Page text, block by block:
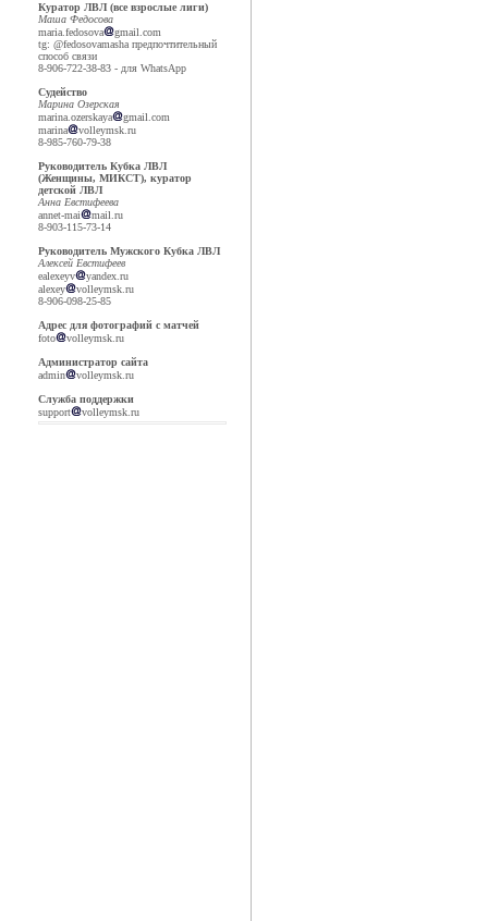
Куратор ЛВЛ (все взрослые лиги)
Маша Федосова
maria.fedosova
gmail.com
tg: @fedosovamasha предпочтительный
способ связи
8-906-722-38-83 - для WhatsApp
Судейство
Марина Озерская
marina.ozerskaya
gmail.com
marina
volleymsk.ru
8-985-760-79-38
Руководитель Кубка ЛВЛ
(Женщины, МИКСТ), куратор
детской ЛВЛ
Анна Евстифеева
annet-mai
mail.ru
8-903-115-73-14
Руководитель Мужского Кубка ЛВЛ
Алексей Евстифеев
ealexeyv
yandex.ru
alexey
volleymsk.ru
8-906-098-25-85
Адрес для фотографий с матчей
foto
volleymsk.ru
Администратор сайта
admin
volleymsk.ru
Служба поддержки
support
volleymsk.ru